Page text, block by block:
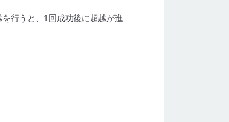
行うと、1回成功後に超越が進